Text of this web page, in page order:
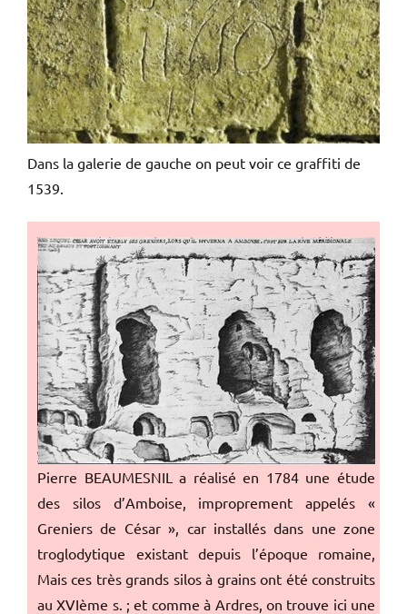
Dans la galerie de gauche on peut voir ce graffiti de
1539.
Pierre BEAUMESNIL a réalisé en 1784 une étude
des silos d’Amboise, improprement appelés «
Greniers de César », car installés dans une zone
troglodytique existant depuis l’époque romaine,
Mais ces très grands silos à grains ont été construits
au XVIème s. ; et comme à Ardres, on trouve ici une